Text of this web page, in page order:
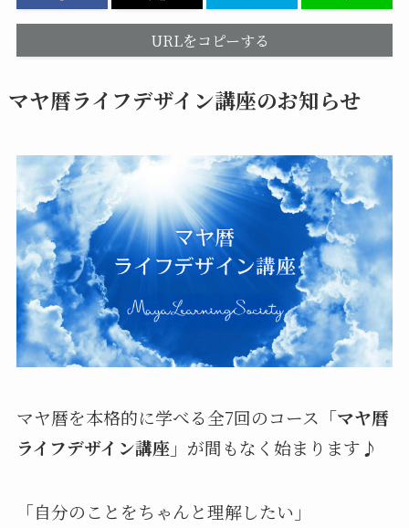
URLをコピーする
マヤ暦ライフデザイン講座のお知らせ
マヤ暦を本格的に学べる全7回のコース 「マヤ暦
ライフデザイン講座」 が間もなく始まります♪
「自分のことをちゃんと理解したい」